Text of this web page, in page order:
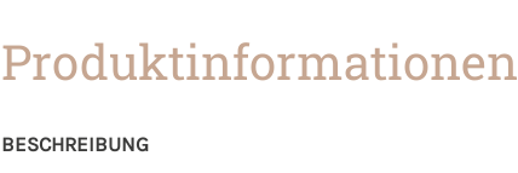
Produktinformationen
BESCHREIBUNG